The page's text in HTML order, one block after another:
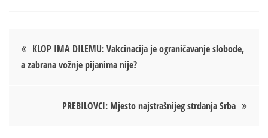
Кретање
чланка
KLOP IMA DILEMU: Vakcinacija je ograničavanje slobode,
a zabrana vožnje pijanima nije?
PREBILOVCI: Mjesto najstrašnijeg strdanja Srba